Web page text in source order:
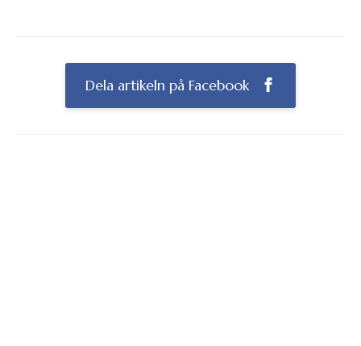
Dela artikeln på Facebook